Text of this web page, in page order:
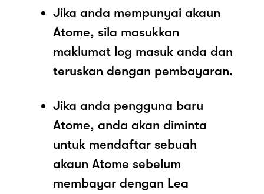
Jika anda mempunyai akaun
Atome, sila masukkan
maklumat log masuk anda dan
teruskan dengan pembayaran.
Jika anda pengguna baru
Atome, anda akan diminta
untuk mendaftar sebuah
akaun Atome sebelum
membayar dengan Lea